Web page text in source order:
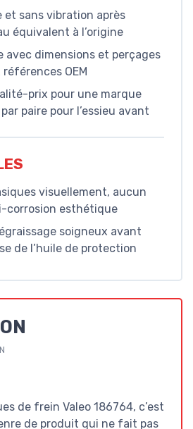
et sans vibration après
équivalent à l’origine
avec dimensions et perçages
OEM
prix pour une marque
paire pour l’essieu avant
visuellement, aucun
corrosion esthétique
soigneux avant
de l’huile de protection
de frein Valeo 186764, c’est
de produit qui ne fait pas